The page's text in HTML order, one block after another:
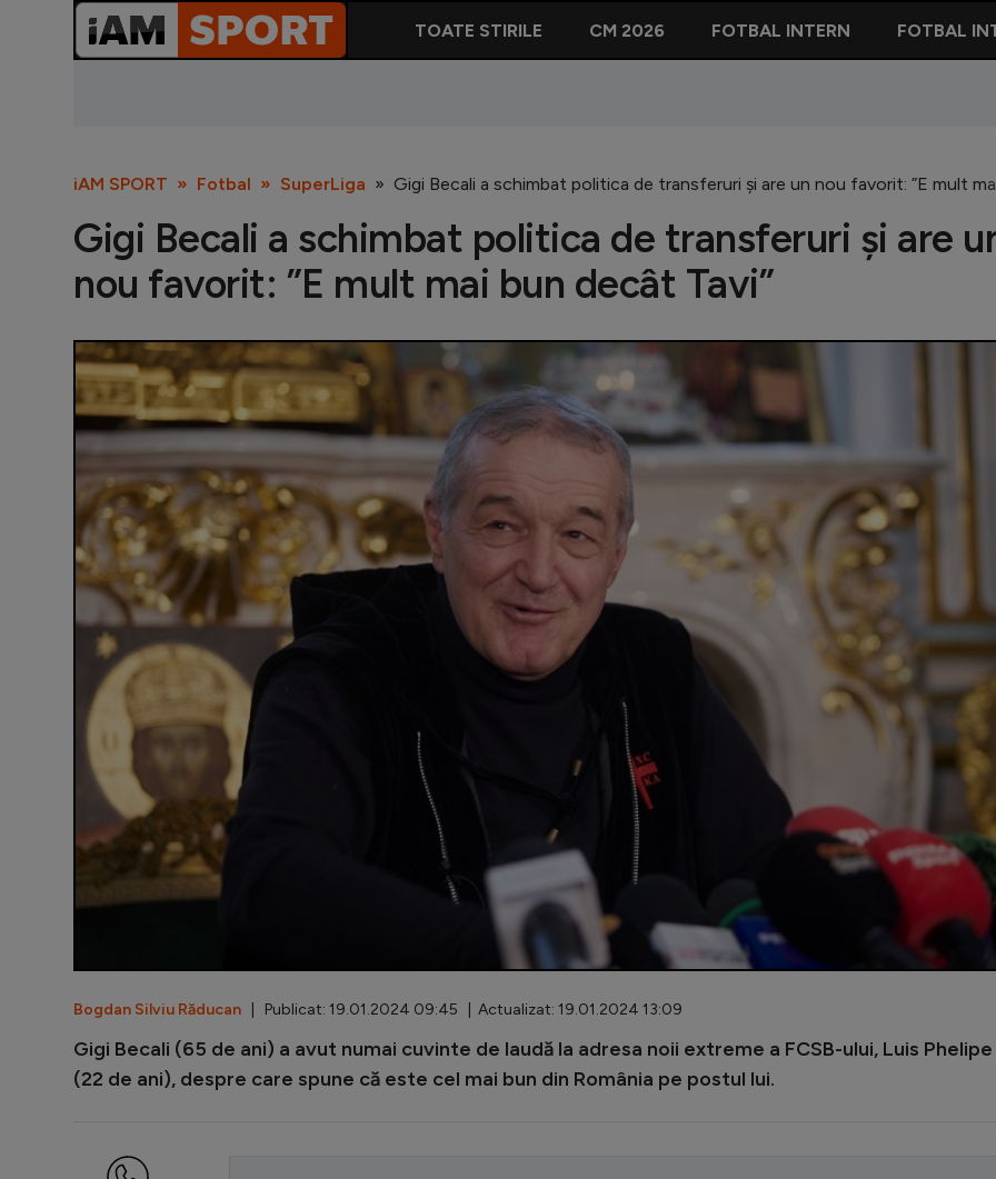
TOATE STIRILE CM 2026 FOTBAL INTERN FOTBAL
iAM SPORT Fotbal SuperLiga Gigi Becali a schimbat politica de transferuri și are un nou favorit: ”E mult
Gigi Becali a schimbat politica de transferuri și are
nou favorit: ”E mult mai bun decât Tavi”
Bogdan Silviu Răducan | Publicat: 19.01.2024 09:45 | Actualizat: 19.01.2024 13:09
Gigi Becali (65 de ani) a avut numai cuvinte de laudă la adresa noii extreme a FCSB-ului, Luis Phelipe
(22 de ani), despre care spune că este cel mai bun din România pe postul lui.